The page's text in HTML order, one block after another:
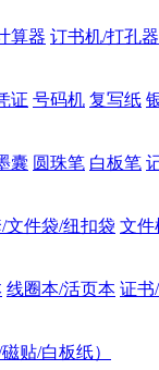
算器 订书机/打孔器
证 号码机 复写纸
囊 圆珠笔 白板笔
文件袋/纽扣袋 文件
线圈本/活页本 证书
贴/白板纸）